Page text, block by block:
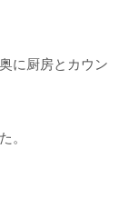
に厨房とカウン
。